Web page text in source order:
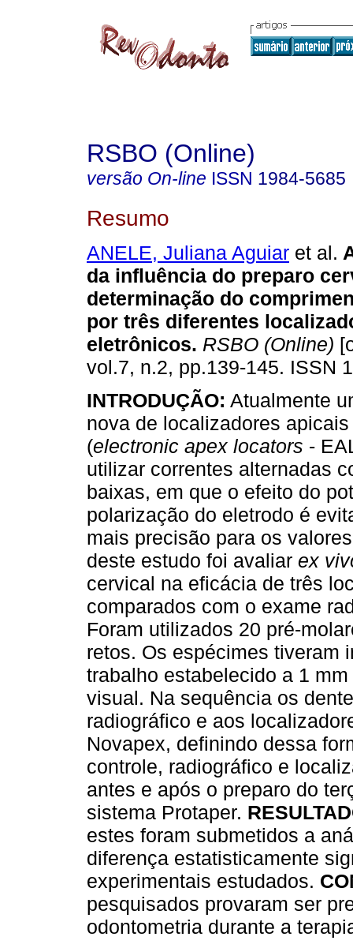
RSBO (Online)
versão On-line ISSN 1984-5685
Resumo
ANELE, Juliana Aguiar et al.
da influência do preparo
determinação do
por três diferentes
eletrônicos. RSBO (Online)
vol.7, n.2, pp.139-145. ISSN
INTRODUÇÃO: Atualmente
nova de localizadores
(electronic apex locators -
utilizar correntes alternadas
baixas, em que o efeito do
polarização do eletrodo é
mais precisão para os
deste estudo foi avaliar ex
cervical na eficácia de três
comparados com o exame
Foram utilizados 20 pré-
retos. Os espécimes tiveram
trabalho estabelecido a 1
visual. Na sequência os
radiográfico e aos
Novapex, definindo dessa
controle, radiográfico e
antes e após o preparo do
sistema Protaper.
estes foram submetidos a
diferença estatisticamente
experimentais estudados.
pesquisados provaram ser
odontometria durante a